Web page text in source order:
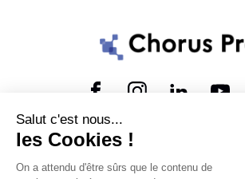
© 2026 MTP. Tous droits
Conditions d'utilisation
Salut c'est nous...
les Cookies !
On a attendu d'être sûrs que le contenu de